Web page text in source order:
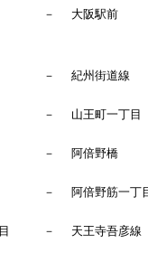
－ 大阪駅前
－ 紀州街道線
－ 山王町一丁目
－ 阿倍野橋
－ 阿倍野筋一丁
－ 天王寺吾彦線